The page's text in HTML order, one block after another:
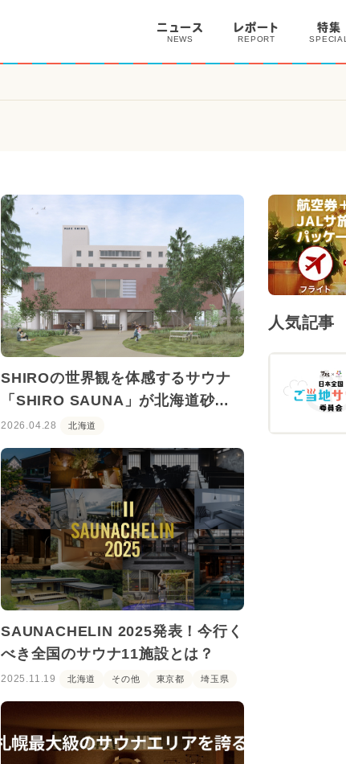
ニュース
NEWS
レポート
REPORT
特集
SPECIAL
SHIROの世界観を体感するサウナ
「SHIRO SAUNA」が北海道砂川
市に誕生
2026.04.28 北海道
SAUNACHELIN 2025発表！今行く
べき全国のサウナ11施設とは？
2025.11.19 北海道 その他 東京都 埼玉県
人気記事